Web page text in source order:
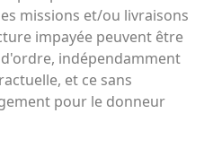
missions et/ou livraisons
impayée peuvent être
indépendamment
et ce sans
pour le donneur